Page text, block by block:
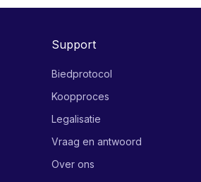
Support
Biedprotocol
Koopproces
Legalisatie
Vraag en antwoord
Over ons